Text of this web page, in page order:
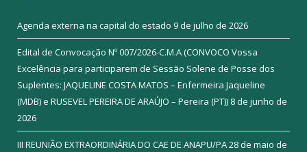
Agenda externa na capital do estado 9 de julho de 2026
Edital de Convocação Nº 007/2026-C.M.A (CONVOCO Vossa
Excelência para participarem de Sessão Solene de Posse dos
Suplentes: JAQUELINE COSTA MATOS – Enfermeira Jaqueline
(MDB) e RUSEVEL PEREIRA DE ARAÚJO – Pereira (PT)) 8 de junho de
2026
III REUNIÃO EXTRAORDINÁRIA DO CAE DE ANAPU/PA28 de maio de